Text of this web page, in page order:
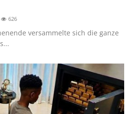
626
versammelte sich die ganze